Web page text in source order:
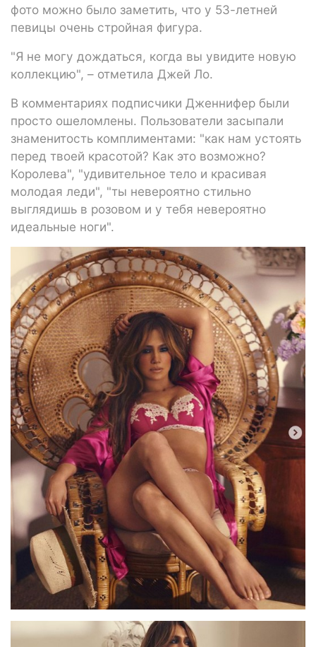
фото можно было заметить, что у 53-летней
певицы очень стройная фигура.
"Я не могу дождаться, когда вы увидите новую
коллекцию", – отметила Джей Ло.
В комментариях подписчики Дженнифер были
просто ошеломлены. Пользователи засыпали
знаменитость комплиментами: "как нам устоять
перед твоей красотой? Как это возможно?
Королева", "удивительное тело и красивая
молодая леди", "ты невероятно стильно
выглядишь в розовом и у тебя невероятно
идеальные ноги".